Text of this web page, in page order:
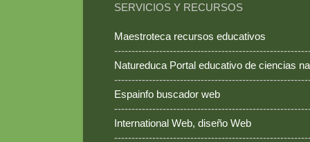
SERVICIOS Y RECURSOS
Maestroteca recursos educativos
Natureduca Portal educativo de ciencias
Espainfo buscador web
International Web, diseño Web